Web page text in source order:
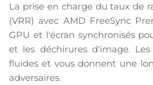
La prise en charge du taux de
(VRR) avec AMD FreeSync
GPU et l'écran synchronisés
et les déchirures d'image.
fluides et vous donnent une
adversaires.